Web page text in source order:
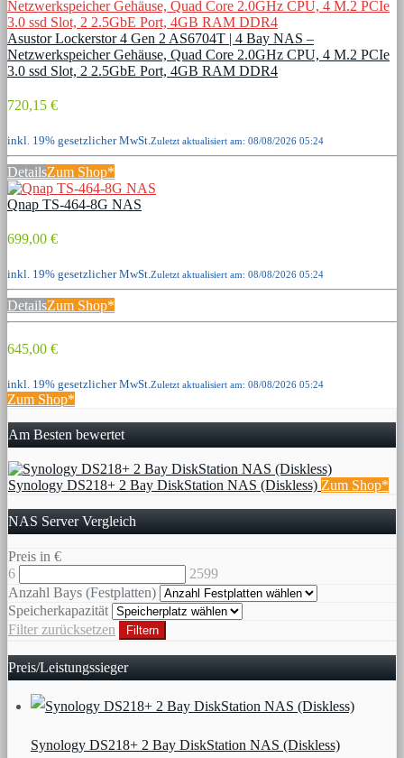
Asustor Lockerstor 4 Gen 2 AS6704T | 4 Bay NAS –
Netzwerkspeicher Gehäuse, Quad Core 2.0GHz CPU, 4 M.2 PCIe
3.0 ssd Slot, 2 2.5GbE Port, 4GB RAM DDR4
720,15 €
inkl. 19% gesetzlicher MwSt. Zuletzt aktualisiert am: 08/08/2026 05:24
DetailsZum Shop*
Qnap TS-464-8G NAS
699,00 €
inkl. 19% gesetzlicher MwSt. Zuletzt aktualisiert am: 08/08/2026 05:24
DetailsZum Shop*
645,00 €
inkl. 19% gesetzlicher MwSt. Zuletzt aktualisiert am: 08/08/2026 05:24
Zum Shop*
Am Besten bewertet
Synology DS218+ 2 Bay DiskStation NAS (Diskless) Zum Shop*
NAS Server Vergleich
Preis in €
6
2599
Anzahl Bays (Festplatten)
Speicherkapazität
Filter zurücksetzen
Filtern
Preis/Leistungssieger
Synology DS218+ 2 Bay DiskStation NAS (Diskless)